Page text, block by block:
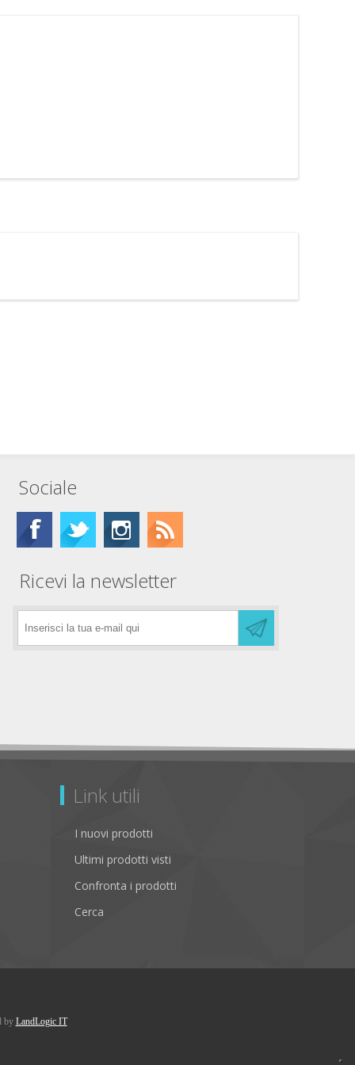
Sociale
Ricevi la newsletter
Link utili
I nuovi prodotti
Ultimi prodotti visti
Confronta i prodotti
Cerca
by LandLogic IT